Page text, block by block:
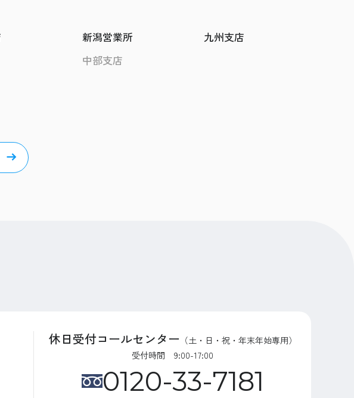
新潟営業所
中部支店
九州支店
休日受付コールセンター （土・日・祝・年末年始専用）
受付時間 9:00-17:00
0120-33-7181